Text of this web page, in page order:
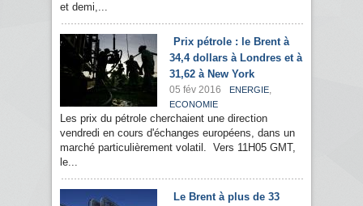
et demi,...
Prix pétrole : le Brent à
34,4 dollars à Londres et à
31,62 à New York
05 fév 2016 ENERGIE,
ECONOMIE
Les prix du pétrole cherchaient une direction
vendredi en cours d'échanges européens, dans un
marché particulièrement volatil. Vers 11H05 GMT,
le...
Le Brent à plus de 33